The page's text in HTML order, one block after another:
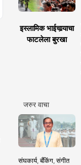
इस्लामिक भाईचार्‍याचा
फाटलेला बुरखा
जरुर वाचा
संघकार्य, बँकिंग, संगीत